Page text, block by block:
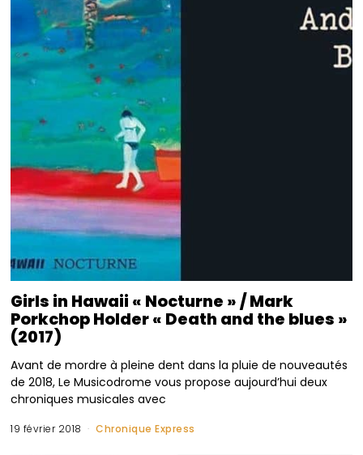
Girls in Hawaii « Nocturne » / Mark
Porkchop Holder « Death and the blues »
(2017)
Avant de mordre à pleine dent dans la pluie de nouveautés
de 2018, Le Musicodrome vous propose aujourd’hui deux
chroniques musicales avec
19 février 2018 Chronique Express